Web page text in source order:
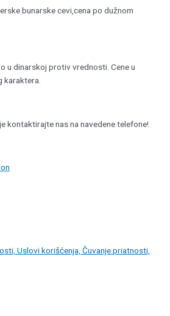
bunarske cevi,cena po dužnom
u dinarskoj protiv vrednosti. Cene u
karaktera.
kontaktirajte nas na navedene telefone!
Uslovi korišćenja, Čuvanje priatnosti,